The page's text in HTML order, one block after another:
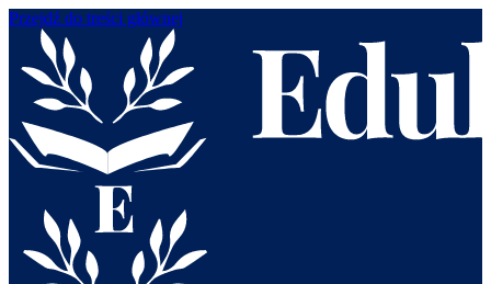
Przejdź do treści głównej